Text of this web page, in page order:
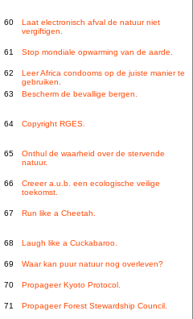
60
Laat electronisch afval de natuur niet
vergiftigen.
61 Stop mondiale opwarming van de aarde.
62
Leer Africa condooms op de juiste manier te
gebruiken.
63 Bescherm de bevallige bergen.
64 Copyright RGES.
65
Onthul de waarheid over de stervende
natuur.
66
Creeer a.u.b. een ecologische veilige
toekomst.
67 Run like a Cheetah.
68 Laugh like a Cuckabaroo.
69 Waar kan puur natuur nog overleven?
70 Propageer Kyoto Protocol.
71 Propageer Forest Stewardship Council.